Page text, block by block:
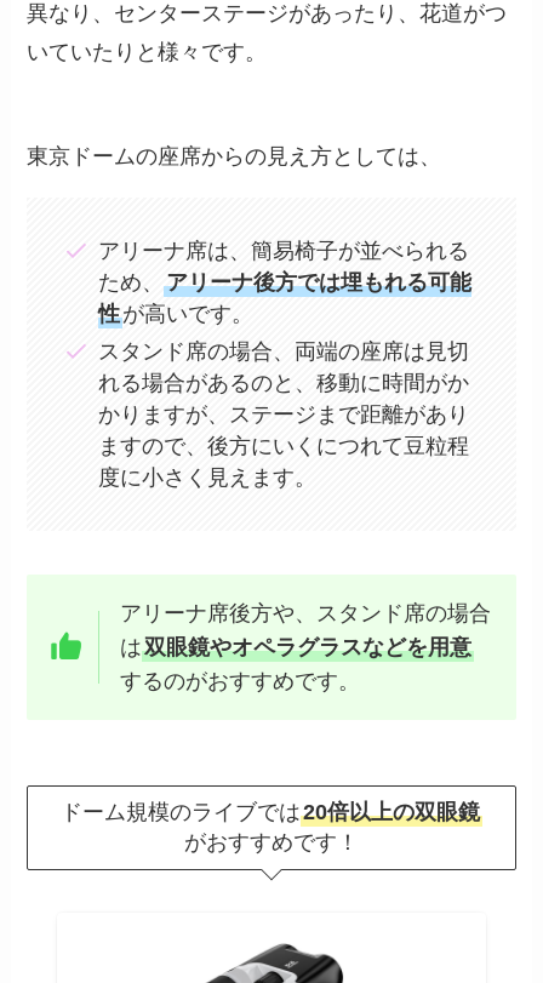
異なり、センターステージがあったり、花道がつ
いていたりと様々です。
東京ドームの座席からの見え方としては、
アリーナ席は、簡易椅子が並べられる
ため、 アリーナ後方では埋もれる可能
性が高いです。
スタンド席の場合、両端の座席は見切
れる場合があるのと、移動に時間がか
かりますが、ステージまで距離があり
ますので、後方にいくにつれて豆粒程
度に小さく見えます。
アリーナ席後方や、スタンド席の場合
は双眼鏡やオペラグラスなどを用意
するのがおすすめです。
ドーム規模のライブでは20倍以上の双眼鏡
がおすすめです！